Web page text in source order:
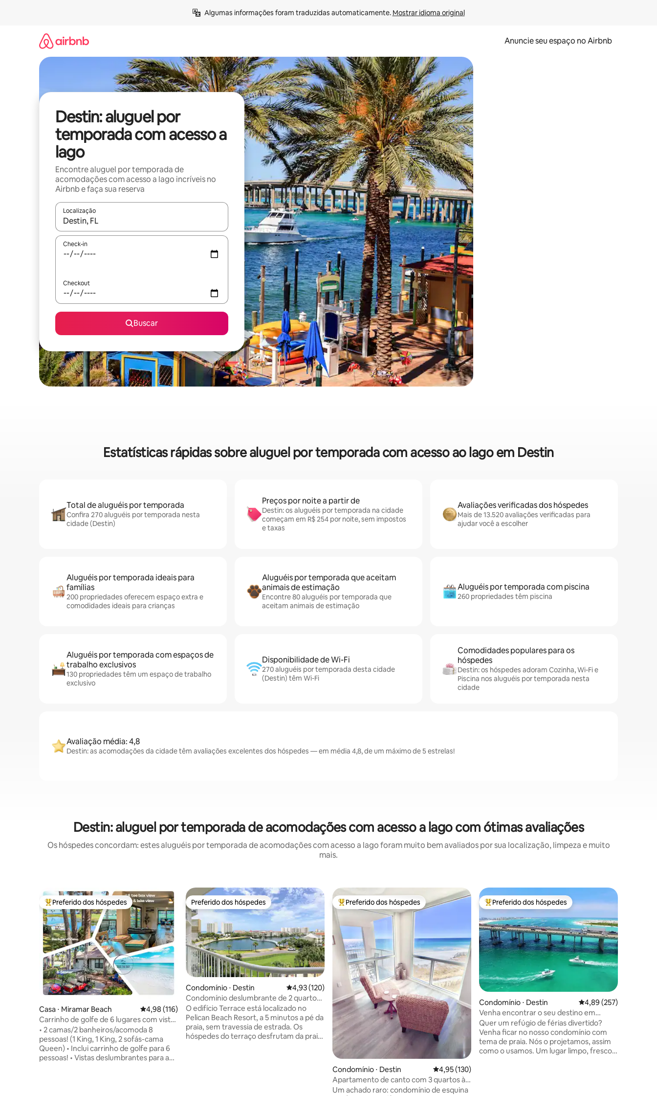
Algumas informações foram traduzidas automaticamente. Mostrar idioma original
Anuncie seu espaço no Airbnb
Destin: aluguel por
temporada com acesso a
lago
Encontre aluguel por temporada de
acomodações com acesso a lago incríveis no
Airbnb e faça sua reserva
Localização
Quando os resultados estiverem disponíveis, explore-os usando as seta para cima e para baixo do teclado ou tocando e deslizando o dedo na tela.
Check-in
Checkout
Buscar
Estatísticas rápidas sobre aluguel por temporada com acesso ao lago em Destin
Total de aluguéis por temporada
Confira 270 aluguéis por temporada nesta
cidade (Destin)
Preços por noite a partir de
Destin: os aluguéis por temporada na cidade
começam em R$ 254 por noite, sem impostos
e taxas
Avaliações verificadas dos hóspedes
Mais de 13.520 avaliações verificadas para
ajudar você a escolher
Aluguéis por temporada ideais para
famílias
200 propriedades oferecem espaço extra e
comodidades ideais para crianças
Aluguéis por temporada que aceitam
animais de estimação
Encontre 80 aluguéis por temporada que
aceitam animais de estimação
Aluguéis por temporada com piscina
260 propriedades têm piscina
Aluguéis por temporada com espaços de
trabalho exclusivos
130 propriedades têm um espaço de trabalho
exclusivo
Disponibilidade de Wi-Fi
270 aluguéis por temporada desta cidade
(Destin) têm Wi-Fi
Comodidades populares para os
hóspedes
Destin: os hóspedes adoram Cozinha, Wi-Fi e
Piscina nos aluguéis por temporada nesta
cidade
Avaliação média: 4,8
Destin: as acomodações da cidade têm avaliações excelentes dos hóspedes — em média 4,8, de um máximo de 5 estrelas!
Destin: aluguel por temporada de acomodações com acesso a lago com ótimas avaliações
Os hóspedes concordam: estes aluguéis por temporada de acomodações com acesso a lago foram muito bem avaliados por sua localização, limpeza e muito
mais.
Entre os melhores preferidos dos hóspedes
Preferido dos hóspedes
Casa ⋅ Miramar Beach 4,98 de uma avaliação média de 5, 116 avaliações
4,98 (116)
Carrinho de golfe de 6 lugares com vista
para a baía, lago e campo de golfe
• 2 camas/2 banheiros/acomoda 8
pessoas! (1 King, 1 King, 2 sofás-cama
Queen) • Inclui carrinho de golfe para 6
pessoas! • Vistas deslumbrantes para a
Preferido dos hóspedes
Preferido dos hóspedes
Condomínio ⋅ Destin 4,93 de uma avaliação média de 5, 120 avaliações
4,93 (120)
Condomínio deslumbrante de 2 quartos
com vista para o lago, a poucos passos da
praia
O edifício Terrace está localizado no
Pelican Beach Resort, a 5 minutos a pé da
praia, sem travessia de estrada. Os
hóspedes do terraço desfrutam da praia
Entre os melhores preferidos dos hóspedes
Preferido dos hóspedes
Condomínio ⋅ Destin 4,95 de uma avaliação média de 5, 130 avaliações
4,95 (130)
Apartamento de canto com 3 quartos à
beira-mar | Vistas do nascer e do pôr do
Um achado raro: condomínio de esquina
Entre os melhores preferidos dos hóspedes
Preferido dos hóspedes
Condomínio ⋅ Destin 4,89 de uma avaliação
4,89 (257)
Venha encontrar o seu destino em
Destin!!!
Quer um refúgio de férias divertido?
Venha ficar no nosso condomínio com
tema de praia. Nós o projetamos, assim
como o usamos. Um lugar limpo, fresco e